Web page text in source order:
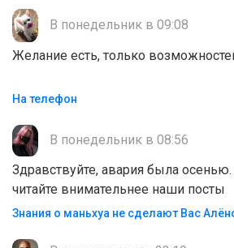
В понедельник в 09:08
Желание есть, только
На телефон
В понедельник в 08:56
Здравствуйте, авария была
читайте внимательнее наши посты
Знания о маньхуа не сделают Вас